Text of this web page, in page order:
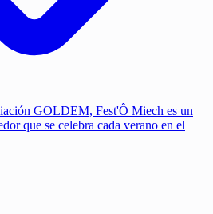
GOLDEM, Fest'Ô Miech es un
que se celebra cada verano en el